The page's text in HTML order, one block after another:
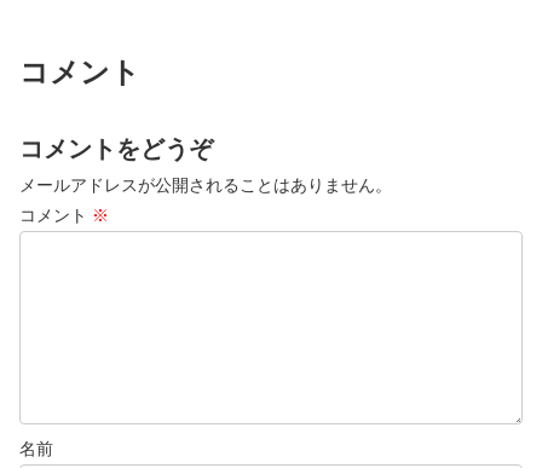
ンタジーの世界の冒険者」を題材
に、プロンプトについて勉強しま
コメント
コメントをどうぞ
メールアドレスが公開されることはありません。
コメント ※
名前